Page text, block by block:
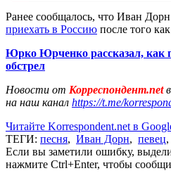
Ранее сообщалось, что Иван
приехать в Россию после того
Юрко Юрченко рассказал, как
обстрел
Новости от Корреспондент.net
на наш канал https://t.me/
Читайте Korrespondent.net в
ТЕГИ: песня, Иван Дорн, певец,
Если вы заметили ошибку,
нажмите Ctrl+Enter, чтобы